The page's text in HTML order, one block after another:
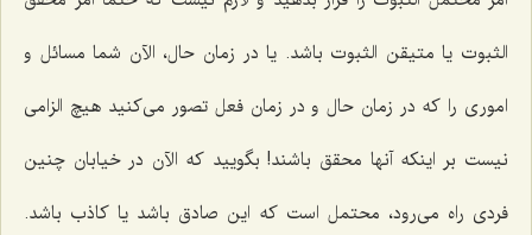
الثبوت یا متیقن الثبوت باشد. یا در زمان حال، الآن شما مسائل و
اموری را که در زمان حال و در زمان فعل تصور می‌کنید هیچ الزامی
نیست بر اینکه آنها محقق باشند! بگویید که الآن در خیابان چنین
فردی راه می‌رود، محتمل است که این صادق باشد یا کاذب باشد.